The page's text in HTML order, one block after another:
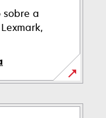
sobre a